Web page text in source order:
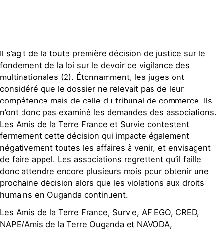
Il s’agit de la toute première décision de justice sur le
fondement de la loi sur le devoir de vigilance des
multinationales (2). Étonnamment, les juges ont
considéré que le dossier ne relevait pas de leur
compétence mais de celle du tribunal de commerce. Ils
n’ont donc pas examiné les demandes des associations.
Les Amis de la Terre France et Survie contestent
fermement cette décision qui impacte également
négativement toutes les affaires à venir, et envisagent
de faire appel. Les associations regrettent qu’il faille
donc attendre encore plusieurs mois pour obtenir une
prochaine décision alors que les violations aux droits
humains en Ouganda continuent.
Les Amis de la Terre France, Survie, AFIEGO, CRED,
NAPE/Amis de la Terre Ouganda et NAVODA,